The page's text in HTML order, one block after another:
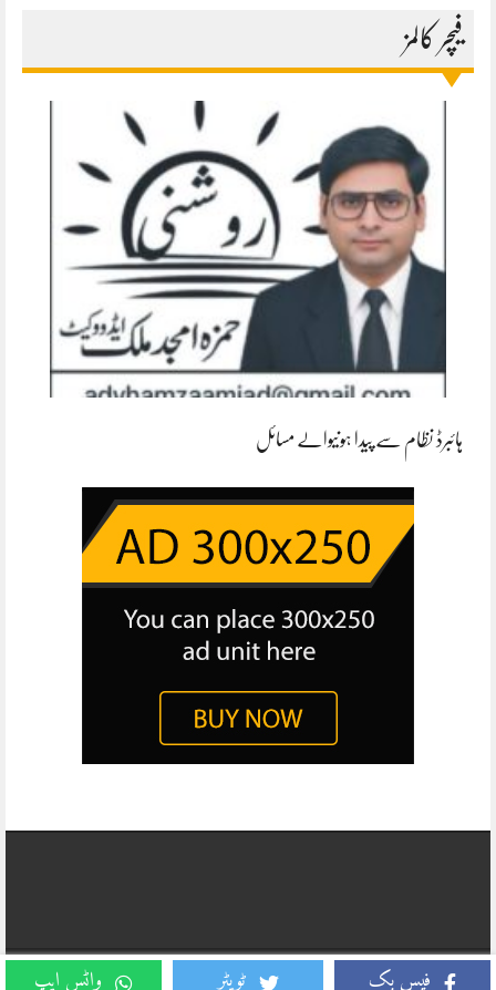
فیس بک ٹویٹر واٹس ایپ
فیچر کالمز
ہائبرڈ نظام سے پیدا ہونیوالے مسائل
Copyright © 2026, Daily Business Report All Rights Reserved. Website